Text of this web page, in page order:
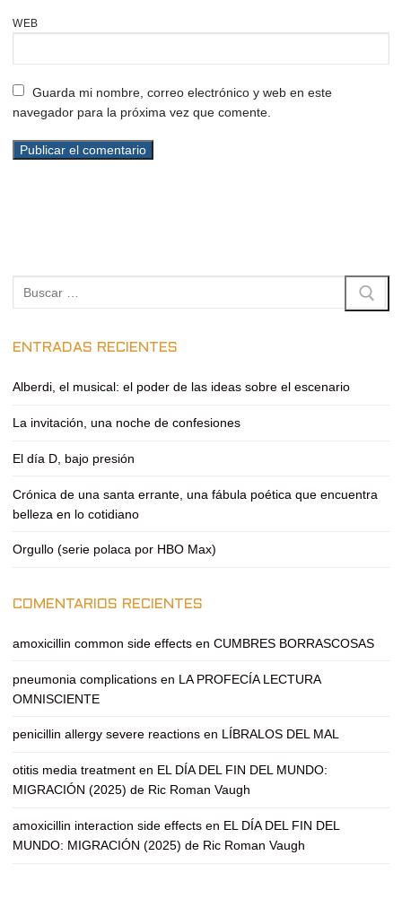
WEB
Guarda mi nombre, correo electrónico y web en este
navegador para la próxima vez que comente.
Buscar:
ENTRADAS RECIENTES
Alberdi, el musical: el poder de las ideas sobre el escenario
La invitación, una noche de confesiones
El día D, bajo presión
Crónica de una santa errante, una fábula poética que encuentra
belleza en lo cotidiano
Orgullo (serie polaca por HBO Max)
COMENTARIOS RECIENTES
amoxicillin common side effects en CUMBRES BORRASCOSAS
pneumonia complications en LA PROFECÍA LECTURA
OMNISCIENTE
penicillin allergy severe reactions en LÍBRALOS DEL MAL
otitis media treatment en EL DÍA DEL FIN DEL MUNDO:
MIGRACIÓN (2025) de Ric Roman Vaugh
amoxicillin interaction side effects en EL DÍA DEL FIN DEL
MUNDO: MIGRACIÓN (2025) de Ric Roman Vaugh